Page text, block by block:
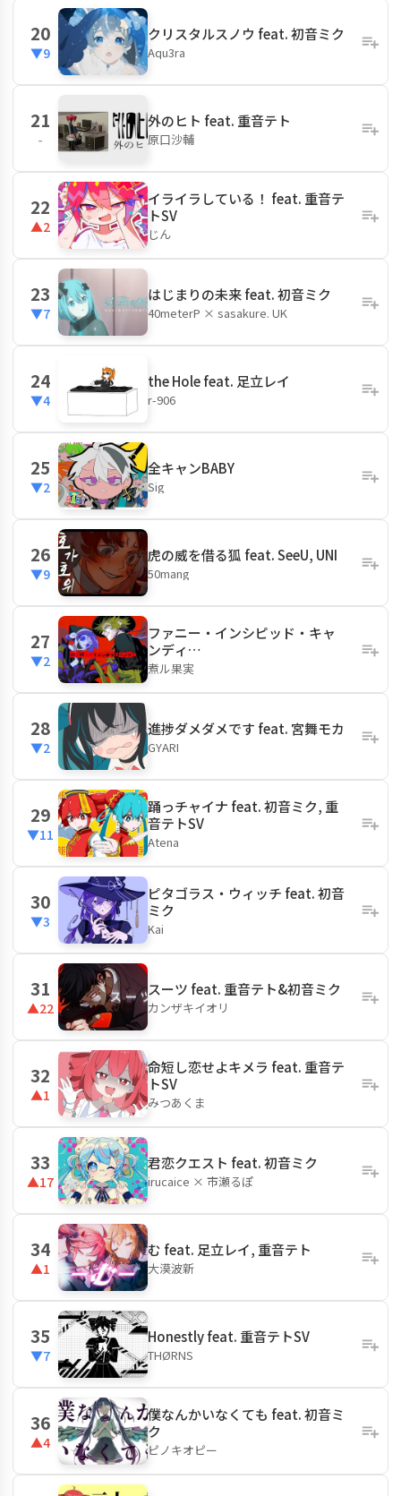
20
▼9
クリスタルスノウ feat. 初音ミク
Aqu3ra
21
-
外のヒト feat. 重音テト
原口沙輔
22
▲2
イライラしている！ feat. 重音テ
トSV
じん
23
▼7
はじまりの未来 feat. 初音ミク
40meterP × sasakure. UK
24
▼4
the Hole feat. 足立レイ
r-906
25
▼2
全キャンBABY
Sig
26
▼9
虎の威を借る狐 feat. SeeU, UNI
50mang
27
▼2
ファニー・インシピッド・キャ
ンディ…
煮ル果実
28
▼2
進捗ダメダメです feat. 宮舞モカ
GYARI
29
▼11
踊っチャイナ feat. 初音ミク, 重
音テトSV
Atena
30
▼3
ピタゴラス・ウィッチ feat. 初音
ミク
Kai
31
▲22
スーツ feat. 重音テト&初音ミク
カンザキイオリ
32
▲1
命短し恋せよキメラ feat. 重音テ
トSV
みつあくま
33
▲17
君恋クエスト feat. 初音ミク
irucaice × 市瀬るぽ
34
▲1
む feat. 足立レイ, 重音テト
大漠波新
35
▼7
Honestly feat. 重音テトSV
THØRNS
36
▲4
僕なんかいなくても feat. 初音ミ
ク
ピノキオピー